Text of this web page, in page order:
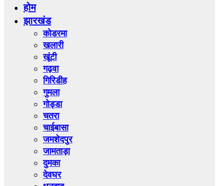
होम
झारखंड
कोडरमा
खलारी
खूंटी
गढ़वा
गिरिडीह
गुमला
गोड्डा
चतरा
चाईबासा
जमशेदपुर
जामताड़ा
दुमका
देवघर